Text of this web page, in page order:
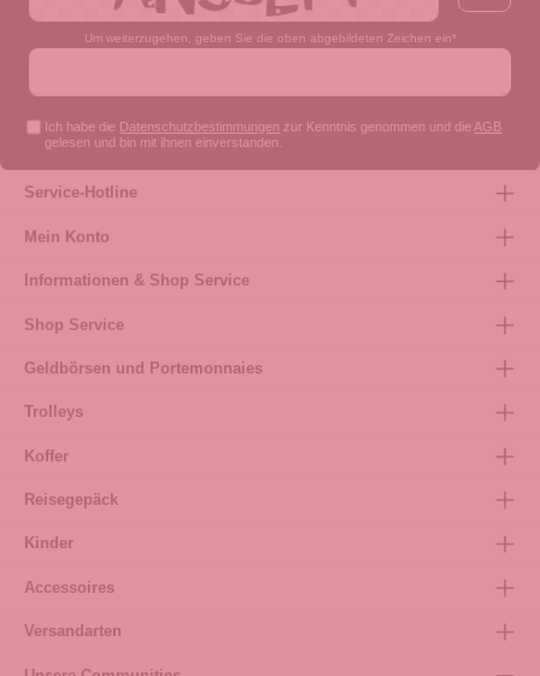
Um weiterzugehen, geben Sie die oben abgebildeten Zeichen ein*
Ich habe die Datenschutzbestimmungen zur Kenntnis genommen und die AGB
gelesen und bin mit ihnen einverstanden.
Service-Hotline
Mein Konto
Informationen & Shop Service
Shop Service
Geldbörsen und Portemonnaies
Trolleys
Koffer
Reisegepäck
Kinder
Accessoires
Versandarten